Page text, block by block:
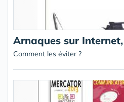
Arnaques sur Internet,
Comment les éviter ?